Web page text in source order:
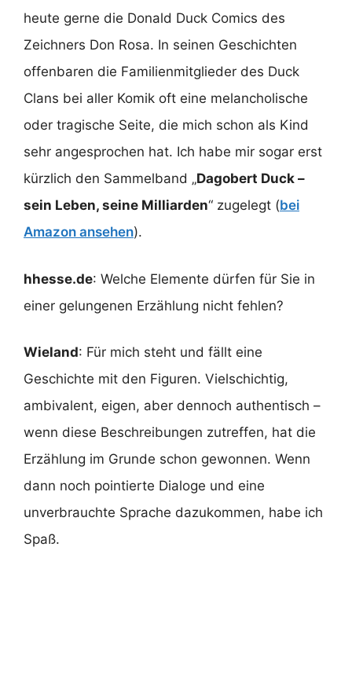
heute gerne die Donald Duck Comics des
Zeichners Don Rosa. In seinen Geschichten
offenbaren die Familienmitglieder des Duck
Clans bei aller Komik oft eine melancholische
oder tragische Seite, die mich schon als Kind
sehr angesprochen hat. Ich habe mir sogar erst
kürzlich den Sammelband „Dagobert Duck –
sein Leben, seine Milliarden“ zugelegt (bei
Amazon ansehen).
hhesse.de: Welche Elemente dürfen für Sie in
einer gelungenen Erzählung nicht fehlen?
Wieland: Für mich steht und fällt eine
Geschichte mit den Figuren. Vielschichtig,
ambivalent, eigen, aber dennoch authentisch –
wenn diese Beschreibungen zutreffen, hat die
Erzählung im Grunde schon gewonnen. Wenn
dann noch pointierte Dialoge und eine
unverbrauchte Sprache dazukommen, habe ich
Spaß.